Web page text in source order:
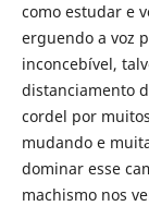
como estudar e
erguendo a voz
inconcebível,
distanciamento
cordel por
mudando e
dominar esse
machismo nos